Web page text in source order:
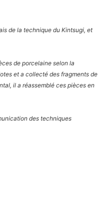
de la technique du Kintsugi, et
de porcelaine selon la
et a collecté des fragments de
il a réassemblé ces pièces en
des techniques